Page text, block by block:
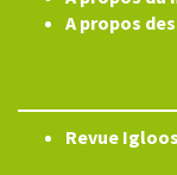
A propos
Revue